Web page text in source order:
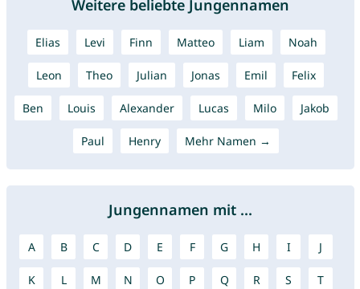
Weitere beliebte Jungennamen
Elias Levi Finn Matteo Liam Noah
Leon Theo Julian Jonas Emil Felix
Ben Louis Alexander Lucas Milo Jakob
Paul Henry Mehr Namen →
Jungennamen mit ...
A B C D E F G H I J
K L M N O P Q R S T